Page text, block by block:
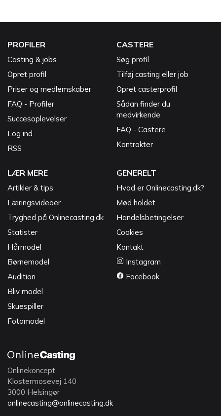
PROFILER
Casting & jobs
Opret profil
Priser og medlemskaber
FAQ - Profiler
Succesoplevelser
Log ind
RSS
CASTERE
Søg profil
Tilføj casting eller job
Opret casterprofil
Sådan finder du
medvirkende
FAQ - Castere
Kontrakter
LÆR MERE
Artikler & tips
Læringsvideoer
Tryghed på Onlinecasting.dk
Statister
Hårmodel
Børnemodel
Audition
Bliv model
Skuespiller
Fotomodel
GENERELT
Hvad er Onlinecasting.dk?
Mød holdet
Handelsbetingelser
Cookies
Kontakt
Instagram
Facebook
Onlinekoncept
Klostermosevej 140
3000 Helsingør
onlinecasting@onlinecasting.dk